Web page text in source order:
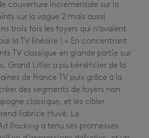
couverture incrémentale sur la
sur la vague 2 mais aussi
trois fois les foyers qui n’avaient
la TV linéaire ! « En concentrant
TV classique en grande partie sur
Grand Litier a pu bénéficier de la
de France TV puis grâce à la
des segments de foyers non
classique, et les cibler
Fabrice Huvé. Le
Tracking a tenu ses promesses